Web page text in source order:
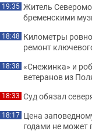
19:35 Житель
бременскими
18:48 Километры
ремонт
18:38 «Снежинка» и
ветеранов из
18:33 Суд обязал
18:17 Цена
годами не может